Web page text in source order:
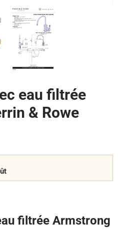
eau filtrée
& Rowe
filtrée Armstrong